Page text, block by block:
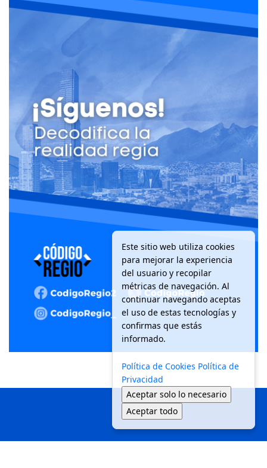
Este sitio web utiliza cookies
para mejorar la experiencia
del usuario y recopilar
métricas de navegación. Al
continuar navegando aceptas
el uso de estas tecnologías y
confirmas que estás
informado.
Política de Cookies Política de
Privacidad
Aceptar solo lo necesario
Aceptar todo